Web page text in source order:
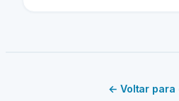
← Voltar para